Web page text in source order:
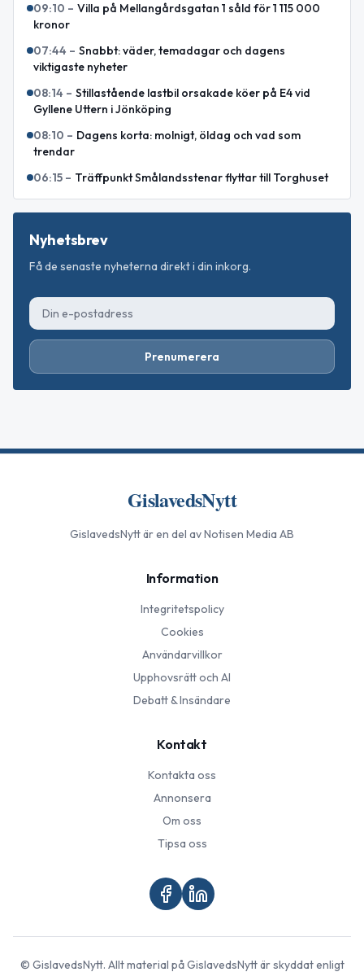
09:10 – Villa på Mellangårdsgatan 1 såld för 1 115 000
kronor
07:44 – Snabbt: väder, temadagar och dagens
viktigaste nyheter
08:14 – Stillastående lastbil orsakade köer på E4 vid
Gyllene Uttern i Jönköping
08:10 – Dagens korta: molnigt, öldag och vad som
trendar
06:15 – Träffpunkt Smålandsstenar flyttar till Torghuset
Nyhetsbrev
Få de senaste nyheterna direkt i din inkorg.
Prenumerera
GislavedsNytt
GislavedsNyttär en del av Notisen Media AB
Information
Integritetspolicy
Cookies
Användarvillkor
Upphovsrätt och AI
Debatt & Insändare
Kontakt
Kontakta oss
Annonsera
Om oss
Tipsa oss
© GislavedsNytt. Allt material påGislavedsNyttär skyddat enligt